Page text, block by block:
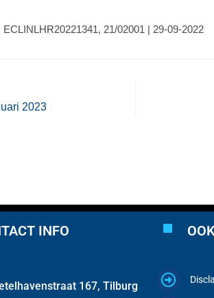
21/02001 | 29-09-2022
2023
INFO
167, Tilburg